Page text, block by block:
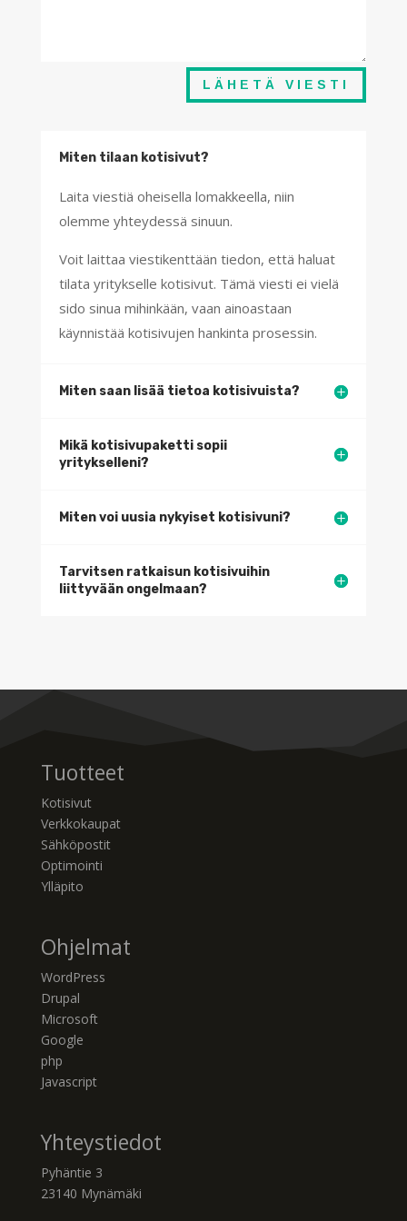
LÄHETÄ VIESTI
Miten tilaan kotisivut?
Laita viestiä oheisella lomakkeella, niin
olemme yhteydessä sinuun.
Voit laittaa viestikenttään tiedon, että haluat
tilata yritykselle kotisivut. Tämä viesti ei vielä
sido sinua mihinkään, vaan ainoastaan
käynnistää kotisivujen hankinta prosessin.
Miten saan lisää tietoa kotisivuista?
Mikä kotisivupaketti sopii
yritykselleni?
Miten voi uusia nykyiset kotisivuni?
Tarvitsen ratkaisun kotisivuihin
liittyvään ongelmaan?
Tuotteet
Kotisivut
Verkkokaupat
Sähköpostit
Optimointi
Ylläpito
Ohjelmat
WordPress
Drupal
Microsoft
Google
php
Javascript
Yhteystiedot
Pyhäntie 3
23140 Mynämäki